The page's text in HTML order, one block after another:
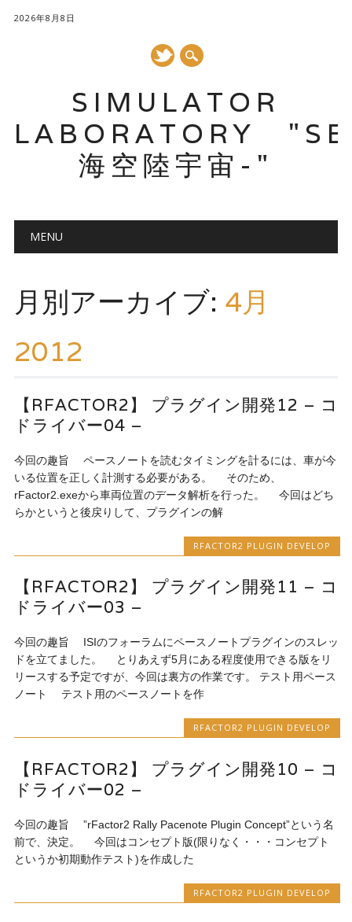
2026年8月8日
SIMULATOR
LABORATORY
海空陸宇宙-"
メインメニュー
ツ
へ
キ
MENU
月別アーカイブ: 4月
2012
【RFACTOR2】 プラグイン開発12 – コ
ドライバー04 –
今回の趣旨 ペースノートを読むタイミングを計るには、車が今
いる位置を正しく計測する必要がある。 そのため、
rFactor2.exeから車両位置のデータ解析を行った。 今回はどち
らかというと後戻りして、プラグインの解
RFACTOR2 PLUGIN DEVELOP
【RFACTOR2】 プラグイン開発11 – コ
ドライバー03 –
今回の趣旨 ISIのフォーラムにペースノートプラグインのスレッ
ドを立てました。 とりあえず5月にある程度使用できる版をリ
リースする予定ですが、今回は裏方の作業です。 テスト用ペース
ノート テスト用のペースノートを作
RFACTOR2 PLUGIN DEVELOP
【RFACTOR2】 プラグイン開発10 – コ
ドライバー02 –
今回の趣旨 ”rFactor2 Rally Pacenote Plugin Concept”という名
前で、決定。 今回はコンセプト版(限りなく・・・コンセプト
というか初期動作テスト)を作成した
RFACTOR2 PLUGIN DEVELOP